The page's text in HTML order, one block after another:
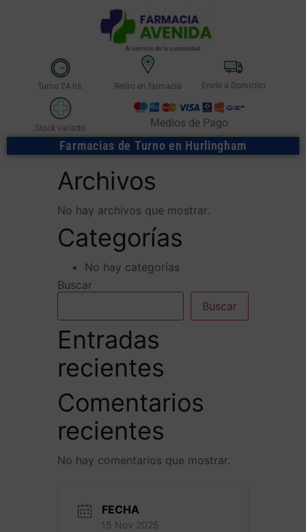
Al servicio de la comunidad
Turno 24 hs. Retiro en farmacia Envío a Domicilio
Stock variado Medios de Pago
Farmacias de Turno en Hurlingham
Archivos
No hay archivos que mostrar.
Categorías
No hay categorías
Buscar
Buscar
Entradas
recientes
Comentarios
recientes
No hay comentarios que mostrar.
FECHA
15 Nov 2025